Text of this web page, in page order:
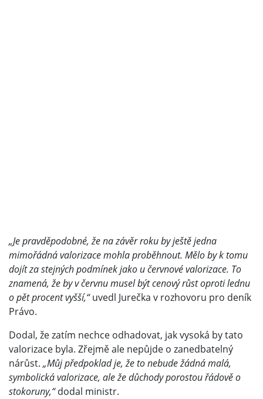
„Je pravděpodobné, že na závěr roku by ještě jedna
mimořádná valorizace mohla proběhnout. Mělo by k tomu
dojít za stejných podmínek jako u červnové valorizace. To
znamená, že by v červnu musel být cenový růst oproti lednu
o pět procent vyšší,“uvedl Jurečka v rozhovoru pro deník
Právo.
Dodal, že zatím nechce odhadovat, jak vysoká by tato
valorizace byla. Zřejmě ale nepůjde o zanedbatelný
nárůst.„Můj předpoklad je, že to nebude žádná malá,
symbolická valorizace, ale že důchody porostou řádově o
stokoruny,“dodal ministr.